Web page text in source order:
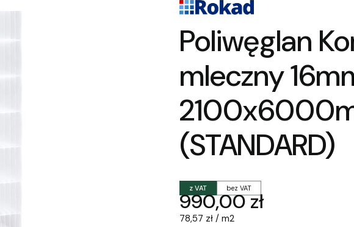
Poliwęglan
mleczny
(STANDARD)
z VAT bez VAT
Cena
990,00 zł
78,57 zł / m2